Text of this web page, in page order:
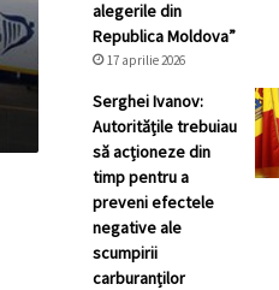
alegerile din
Republica Moldova”
17 aprilie 2026
Serghei Ivanov:
Autoritățile trebuiau
să acționeze din
timp pentru a
preveni efectele
negative ale
scumpirii
carburanților